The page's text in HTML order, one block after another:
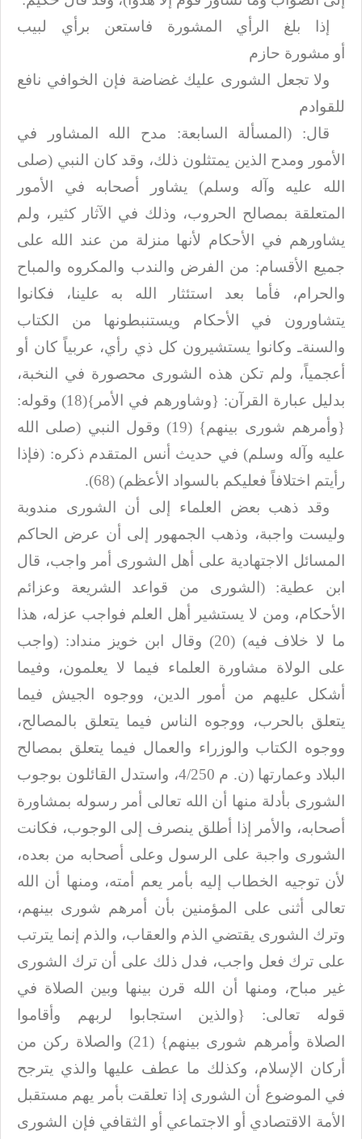
إذا بلغ الرأي المشورة فاستعن برأي لبيب
أو مشورة حازم
ولا تجعل الشورى عليك غضاضة فإن الخوافي نافع
للقوادم
قال: (المسألة السابعة: مدح الله المشاور في
الأمور ومدح الذين يمتثلون ذلك، وقد كان النبي (صلى
الله عليه وآله وسلم) يشاور أصحابه في الأمور
المتعلقة بمصالح الحروب، وذلك في الآثار
كثير، ولم
يشاورهم في الأحكام لأنها منزلة من عند الله على
جميع الأقسام: من الفرض والندب والمكروه والمباح
والحرام، فأما بعد استئثار الله به علينا، فكانوا
يتشاورون
في الأحكام ويستنبطونها من الكتاب
والسنةـ وكانوا يستشيرون كل ذي رأي، عربياً كان
أو
أعجمياً، ولم تكن هذه الشورى محصورة في النخبة،
بدليل عبارة القرآن: {وشاورهم في
الأمر}(18) وقوله:
{وأمرهم شورى بينهم} (19) وقول النبي (صلى الله
عليه وآله وسلم) في حديث أنس المتقدم ذكره: (فإذا
رأيتم اختلافاً فعليكم بالسواد الأعظم) (68)
.
وقد ذهب بعض العلماء إلى أن الشورى مندوبة
وليست واجبة، وذهب الجمهور إلى أن عرض
الحاكم
المسائل الاجتهادية على أهل الشورى أمر واجب، قال
ابن عطية: (الشورى من
قواعد الشريعة وعزائم
الأحكام، ومن لا يستشير أهل العلم فواجب عزله، هذا
ما لا خلاف
فيه) (20) وقال ابن خويز منداد: (واجب
على الولاة مشاورة العلماء فيما لا يعلمون،
وفيما
أشكل عليهم من أمور الدين، ووجوه الجيش فيما
يتعلق بالحرب، ووجوه الناس فيما يتعلق بالمصالح،
ووجوه الكتاب والوزراء والعمال فيما يتعلق بمصالح
البلاد وعمارتها )
ن. م 4/250، واستدل القائلون بوجوب
الشورى بأدلة منها أن الله تعالى أمر رسوله بمشاورة
أصحابه، والأمر إذا أطلق ينصرف إلى الوجوب، فكانت
الشورى واجبة على الرسول وعلى أصحابه من بعده،
لأن توجيه الخطاب إليه بأمر يعم أمته، ومنها أن الله
تعالى
أثنى على المؤمنين بأن أمرهم شورى بينهم،
وترك الشورى يقتضي الذم والعقاب، والذم إنما يترتب
على ترك فعل واجب، فدل ذلك على أن ترك الشورى
غير مباح، ومنها أن الله قرن بينها وبين الصلاة في
قوله تعالى: {والذين استجابوا لربهم وأقاموا
الصلاة
وأمرهم شورى بينهم} (21) والصلاة ركن من
أركان الإسلام، وكذلك ما عطف عليها والذي يترجح
في الموضوع أن الشورى إذا تعلقت بأمر يهم مستقبل
الأمة الاقتصادي أو
الاجتماعي أو الثقافي فإن الشورى